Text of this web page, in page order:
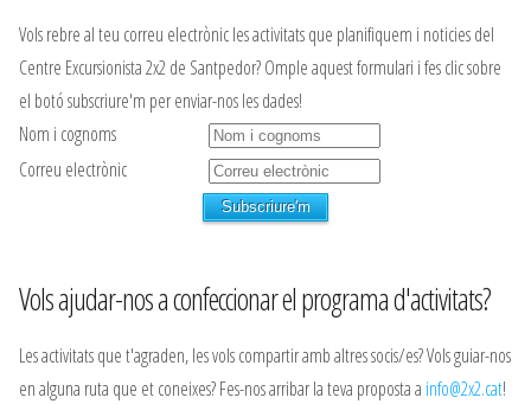
Vols rebre al teu correu electrònic les activitats que planifiquem i noticies del
Centre Excursionista 2x2 de Santpedor? Omple aquest formulari i fes clic sobre
el botó subscriure'm per enviar-nos les dades!
Nom i cognoms
Correu electrònic
Vols ajudar-nos a confeccionar el programa d'activitats?
Les activitats que t'agraden, les vols compartir amb altres socis/es? Vols guiar-nos
en alguna ruta que et coneixes? Fes-nos arribar la teva proposta a info@2x2.cat!